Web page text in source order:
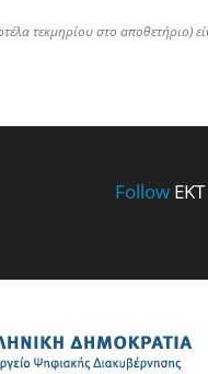
τεκμηρίου στο αποθετήριο)
Follow EKT